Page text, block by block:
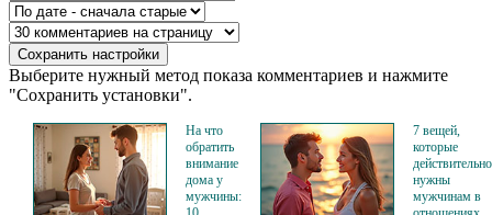
Выберите нужный метод показа комментариев и нажмите
"Сохранить установки".
На что
обратить
внимание
дома у
мужчины:
7 вещей,
которые
действительно
нужны
мужчинам в